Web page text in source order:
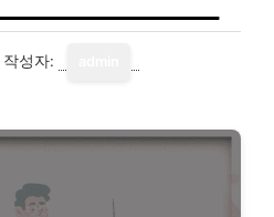
작성자: